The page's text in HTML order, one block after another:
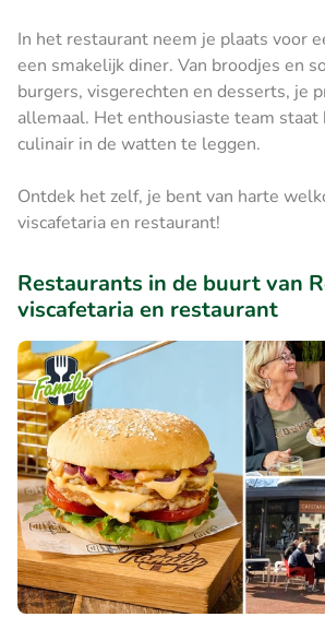
In het restaurant neem je plaats voor
een smakelijk diner. Van broodjes en
burgers, visgerechten en desserts, je
allemaal. Het enthousiaste team staat
culinair in de watten te leggen.
Ontdek het zelf, je bent van harte
viscafetaria en restaurant!
Restaurants in de buurt van
viscafetaria en restaurant